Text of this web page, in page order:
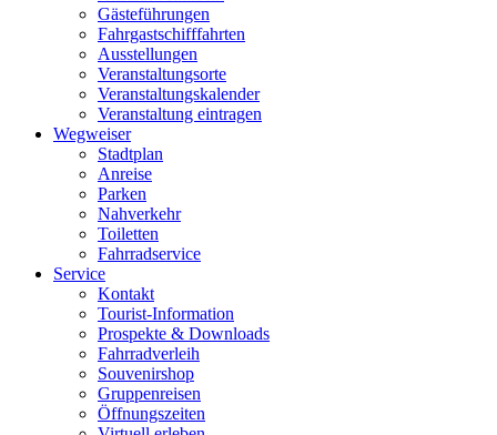
Gästeführungen
Fahrgastschifffahrten
Ausstellungen
Veranstaltungsorte
Veranstaltungskalender
Veranstaltung eintragen
Wegweiser
Stadtplan
Anreise
Parken
Nahverkehr
Toiletten
Fahrradservice
Service
Kontakt
Tourist-Information
Prospekte & Downloads
Fahrradverleih
Souvenirshop
Gruppenreisen
Öffnungszeiten